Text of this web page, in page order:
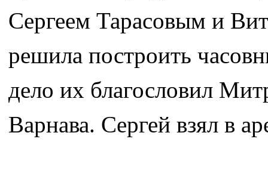
Сергеем Тарасовым и
решила построить
дело их благословил
Варнава. Сергей взял в